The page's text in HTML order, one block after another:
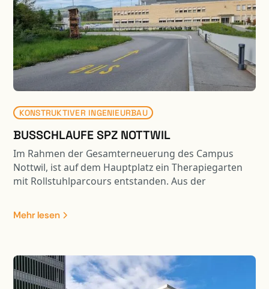
KONSTRUKTIVER INGENIEURBAU
BUSSCHLAUFE SPZ NOTTWIL
Im Rahmen der Gesamterneuerung des Campus
Nottwil, ist auf dem Hauptplatz ein Therapiegarten
mit Rollstuhlparcours entstanden. Aus der
resultiert eine Entflechtung vom motorisierten
Verkehr. Die Linienführung des öffentlichen Verkehrs
und Teile der Umgebung sind mit Fahrzeugen bis 40
Tonnen befahrbar. Der neu gestaltete Hauptplatz ist
Mehr lesen